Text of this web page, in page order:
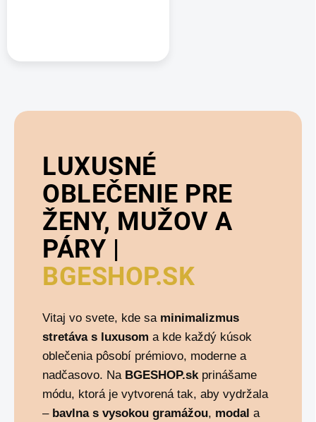
LUXUSNÉ
OBLEČENIE PRE
ŽENY, MUŽOV A
PÁRY |
BGESHOP.SK
Vitaj vo svete, kde sa minimalizmus
stretáva s luxusom a kde každý kúsok
oblečenia pôsobí prémiovo, moderne a
nadčasovo. Na BGESHOP.skprinášame
módu, ktorá je vytvorená tak, aby vydržala
– bavlna s vysokou gramážou, modal a